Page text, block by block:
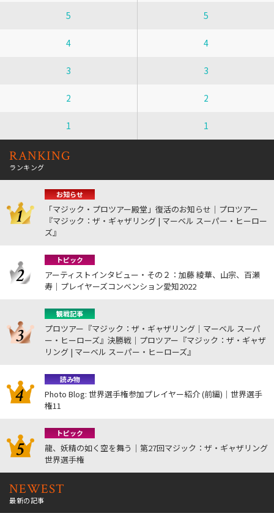
5 5
4 4
3 3
2 2
1 1
RANKING
ランキング
お知らせ
「マジック・プロツアー殿堂」復活のお知らせ｜プロツアー
『マジック：ザ・ギャザリング | マーベル スーパー・ヒーロー
ズ』
トピック
アーティストインタビュー・その２：加藤 綾華、山宗、百瀬
寿｜プレイヤーズコンベンション愛知2022
観戦記事
プロツアー『マジック：ザ・ギャザリング｜マーベル スーパ
ー・ヒーローズ』決勝戦｜プロツアー『マジック：ザ・ギャザ
リング | マーベル スーパー・ヒーローズ』
読み物
Photo Blog: 世界選手権参加プレイヤー紹介 (前編)｜世界選手
権11
トピック
龍、妖精の如く空を舞う｜第27回マジック：ザ・ギャザリング
世界選手権
NEWEST
最新の記事